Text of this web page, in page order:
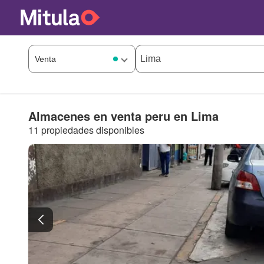
Almacenes en venta peru en Lima
11 propiedades disponibles